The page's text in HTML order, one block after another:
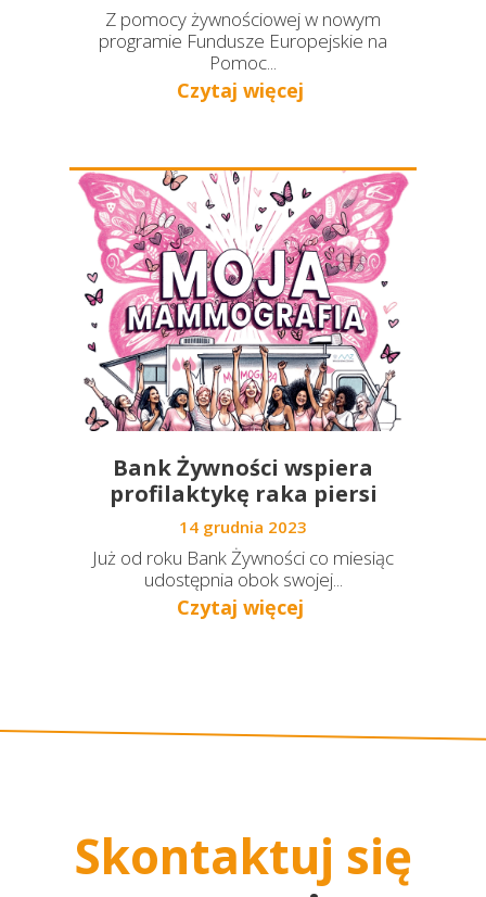
Z pomocy żywnościowej w nowym
programie Fundusze Europejskie na
Pomoc...
Czytaj więcej
Bank Żywności wspiera
profilaktykę raka piersi
14 grudnia 2023
Już od roku Bank Żywności co miesiąc
udostępnia obok swojej...
Czytaj więcej
Skontaktuj się